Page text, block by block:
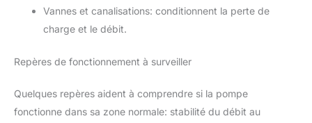
Vannes et canalisations: conditionnent la perte de
charge et le débit.
Repères de fonctionnement à surveiller
Quelques repères aident à comprendre si la pompe
fonctionne dans sa zone normale: stabilité du débit au